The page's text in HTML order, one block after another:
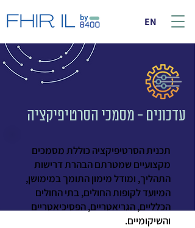
EN
עדכונים - מסמכי הסרטיפיקציה
תכנית הסרטיפיקציה כוללת מסמכים
מקצועיים שמטרתם הבהרת דרישות
התהליך, ומודל מימון התומך במימושן,
המיועד לקופות החולים, בתי החולים
הכלליים, הגריאטריים, הפסיכיאטריים
והשיקומיים.